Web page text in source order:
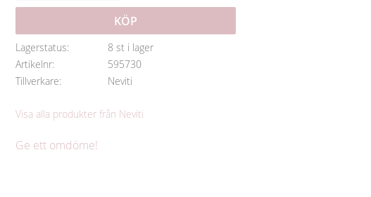
KÖP
Lagerstatus
8 st i lager
Artikelnr
595730
Tillverkare
Neviti
Visa alla produkter från Neviti
Ge ett omdöme!